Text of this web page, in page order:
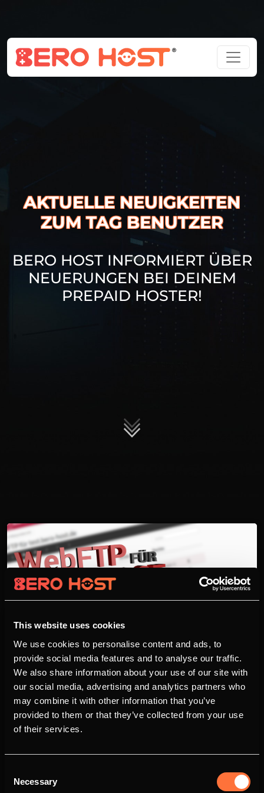
This website uses cookies
We use cookies to personalise content and ads, to
provide social media features and to analyse our traffic.
We also share information about your use of our site with
our social media, advertising and analytics partners who
may combine it with other information that you’ve
provided to them or that they’ve collected from your use
of their services.
Selection
Necessary
AKTUELLE NEUIGKEITEN
ZUM TAG BENUTZER
BERO HOST INFORMIERT ÜBER
NEUERUNGEN BEI DEINEM
PREPAID HOSTER!
WebFTP ab sofort für alle
Webspace Produkte
28.05.2017 - 19:41 Uhr René Röth
7508
Mit der neusten Version 1.3.0 im BERO-HOST.DE
Webinterface, ist es nun möglich über den
Dateien hoch- oder herunterzuladen, bearbeiten
Produkte möglich. Wie komme ich zu dieser